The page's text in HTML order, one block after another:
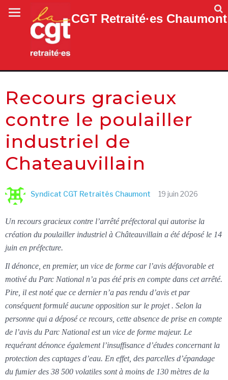
CGT Retraité·es Chaumont
Recours gracieux
contre le poulailler
industriel de
Chateauvillain
Syndicat CGT Retraités Chaumont 19 juin 2026
Un recours gracieux contre l’arrêté préfectoral qui autorise la
création du poulailler industriel à Châteauvillain a été déposé le 14
juin en préfecture.
Il dénonce, en premier, un vice de forme car l’avis défavorable et
motivé du Parc National n’a pas été pris en compte dans cet arrêté.
Pire, il est noté que ce dernier n’a pas rendu d’avis et par
conséquent formulé aucune opposition sur le projet . Selon la
personne qui a déposé ce recours, cette absence de prise en compte
de l’avis du Parc National est un vice de forme majeur. Le
requérant dénonce également l’insuffisance d’études concernant la
protection des captages d’eau. En effet, des parcelles d’épandage
du fumier des 38 500 volatiles sont à moins de 130 mètres de la